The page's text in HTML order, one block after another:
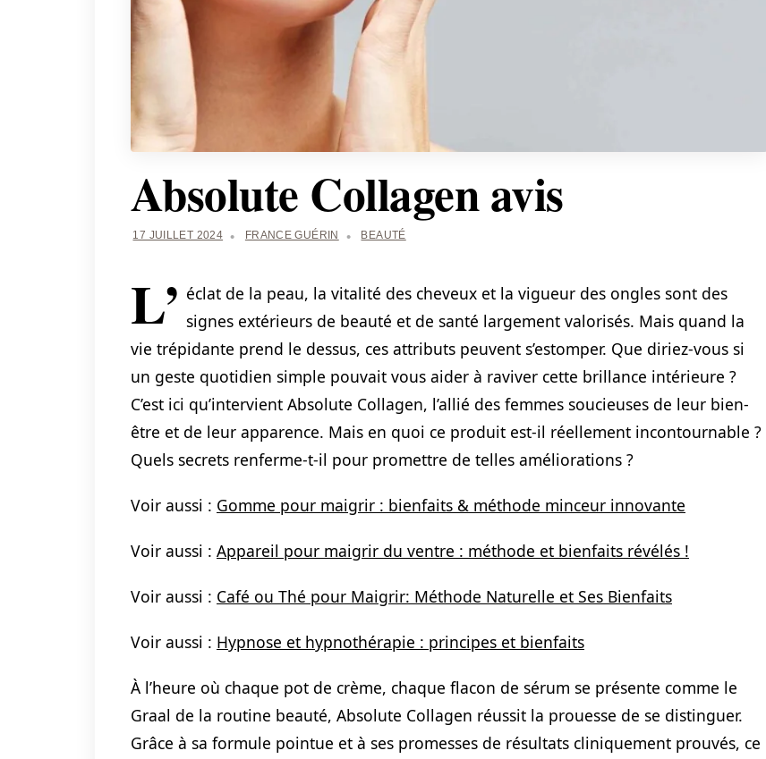
Absolute Collagen avis
17 JUILLET 2024 FRANCE GUÉRIN BEAUTÉ
L’ éclat de la peau, la vitalité des cheveux et la vigueur des ongles sont des
signes extérieurs de beauté et de santé largement valorisés. Mais quand la
vie trépidante prend le dessus, ces attributs peuvent s’estomper. Que diriez-vous si
un geste quotidien simple pouvait vous aider à raviver cette brillance intérieure ?
C’est ici qu’intervient Absolute Collagen, l’allié des femmes soucieuses de leur bien-
être et de leur apparence. Mais en quoi ce produit est-il réellement incontournable ?
Quels secrets renferme-t-il pour promettre de telles améliorations ?
Voir aussi : Gomme pour maigrir : bienfaits & méthode minceur innovante
Voir aussi : Appareil pour maigrir du ventre : méthode et bienfaits révélés !
Voir aussi : Café ou Thé pour Maigrir: Méthode Naturelle et Ses Bienfaits
Voir aussi : Hypnose et hypnothérapie : principes et bienfaits
À l’heure où chaque pot de crème, chaque flacon de sérum se présente comme le
Graal de la routine beauté, Absolute Collagen réussit la prouesse de se distinguer.
Grâce à sa formule pointue et à ses promesses de résultats cliniquement prouvés, ce